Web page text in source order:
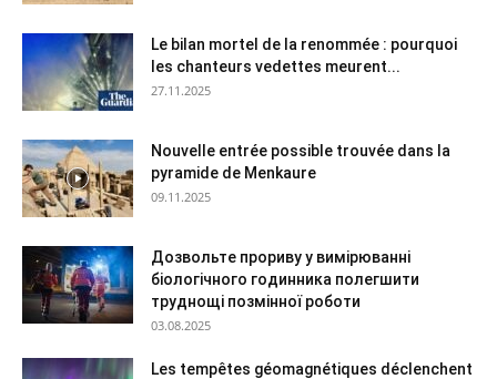
Le bilan mortel de la renommée : pourquoi
les chanteurs vedettes meurent...
27.11.2025
Nouvelle entrée possible trouvée dans la
pyramide de Menkaure
09.11.2025
Дозвольте прориву у вимірюванні
біологічного годинника полегшити
труднощі позмінної роботи
03.08.2025
Les tempêtes géomagnétiques déclenchent